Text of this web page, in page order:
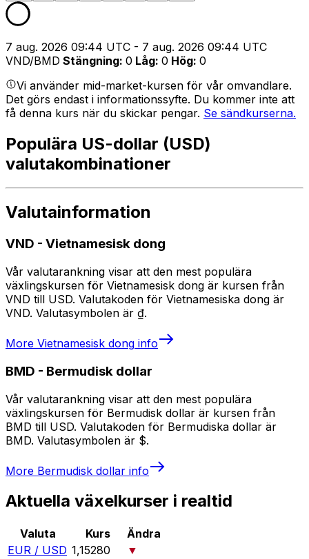
7 aug. 2026 09:44 UTC - 7 aug. 2026 09:44 UTC
VND/BMD Stängning: 0 Låg: 0 Hög: 0
Vi använder mid-market-kursen för vår omvandlare.
Det görs endast i informationssyfte. Du kommer inte att
få denna kurs när du skickar pengar. Se sändkurserna.
Populära US-dollar (USD)
valutakombinationer
Valutainformation
VND - Vietnamesisk dong
Vår valutarankning visar att den mest populära
växlingskursen för Vietnamesisk dong är kursen från
VND till USD. Valutakoden för Vietnamesiska dong är
VND. Valutasymbolen är ₫.
More Vietnamesisk dong info
BMD - Bermudisk dollar
Vår valutarankning visar att den mest populära
växlingskursen för Bermudisk dollar är kursen från
BMD till USD. Valutakoden för Bermudiska dollar är
BMD. Valutasymbolen är $.
More Bermudisk dollar info
Aktuella växelkurser i realtid
Valuta Kurs
Ändra
EUR / USD 1,15280
▼